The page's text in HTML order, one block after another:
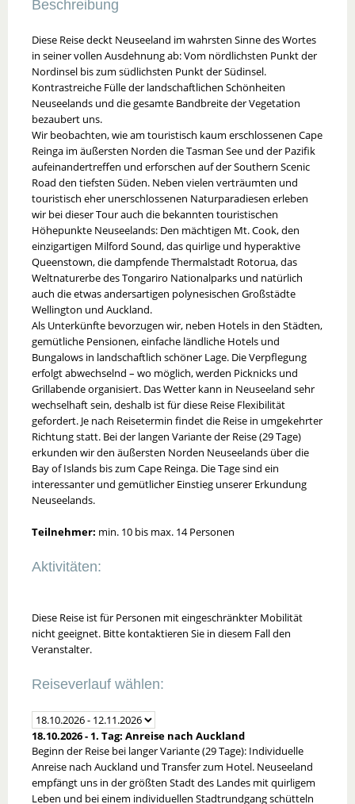
Beschreibung
Diese Reise deckt Neuseeland im wahrsten Sinne des Wortes
in seiner vollen Ausdehnung ab: Vom nördlichsten Punkt der
Nordinsel bis zum südlichsten Punkt der Südinsel.
Kontrastreiche Fülle der landschaftlichen Schönheiten
Neuseelands und die gesamte Bandbreite der Vegetation
bezaubert uns.
Wir beobachten, wie am touristisch kaum erschlossenen Cape
Reinga im äußersten Norden die Tasman See und der Pazifik
aufeinandertreffen und erforschen auf der Southern Scenic
Road den tiefsten Süden. Neben vielen verträumten und
touristisch eher unerschlossenen Naturparadiesen erleben
wir bei dieser Tour auch die bekannten touristischen
Höhepunkte Neuseelands: Den mächtigen Mt. Cook, den
einzigartigen Milford Sound, das quirlige und hyperaktive
Queenstown, die dampfende Thermalstadt Rotorua, das
Weltnaturerbe des Tongariro Nationalparks und natürlich
auch die etwas andersartigen polynesischen Großstädte
Wellington und Auckland.
Als Unterkünfte bevorzugen wir, neben Hotels in den Städten,
gemütliche Pensionen, einfache ländliche Hotels und
Bungalows in landschaftlich schöner Lage. Die Verpflegung
erfolgt abwechselnd – wo möglich, werden Picknicks und
Grillabende organisiert. Das Wetter kann in Neuseeland sehr
wechselhaft sein, deshalb ist für diese Reise Flexibilität
gefordert. Je nach Reisetermin findet die Reise in umgekehrter
Richtung statt. Bei der langen Variante der Reise (29 Tage)
erkunden wir den äußersten Norden Neuseelands über die
Bay of Islands bis zum Cape Reinga. Die Tage sind ein
interessanter und gemütlicher Einstieg unserer Erkundung
Neuseelands.
Teilnehmer: min. 10 bis max. 14 Personen
Aktivitäten:
Diese Reise ist für Personen mit eingeschränkter Mobilität
nicht geeignet. Bitte kontaktieren Sie in diesem Fall den
Veranstalter.
Reiseverlauf wählen:
18.10.2026 - 1. Tag: Anreise nach Auckland
Beginn der Reise bei langer Variante (29 Tage): Individuelle
Anreise nach Auckland und Transfer zum Hotel. Neuseeland
empfängt uns in der größten Stadt des Landes mit quirligem
Leben und bei einem individuellen Stadtrundgang schütteln